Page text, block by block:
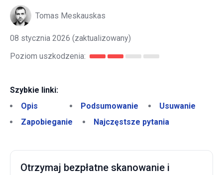
Tomas Meskauskas
08 stycznia 2026 (zaktualizowany)
Poziom uszkodzenia:
Szybkie linki:
Opis
Podsumowanie
Usuwanie
Zapobieganie
Najczęstsze pytania
Otrzymaj bezpłatne skanowanie i